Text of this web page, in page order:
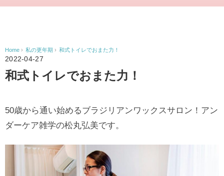
Home › 私の更年期 › 和式トイレでおまた力！
2022-04-27
和式トイレでおまた力！
50歳から通い始めるブラジリアンワックスサロン！アン
ダーケア雑学の松丸弘美です。